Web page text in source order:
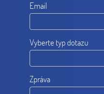
Email
Vyberte typ dotazu
Zpráva